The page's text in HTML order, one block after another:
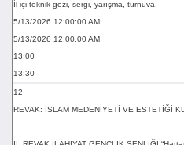
İl içi teknik gezi, sergi, yarışma, turnuva,
5/13/2026 12:00:00 AM
5/13/2026 12:00:00 AM
13:00
13:30
12
REVAK: İSLAM MEDENİYETİ VE ESTETİĞİ